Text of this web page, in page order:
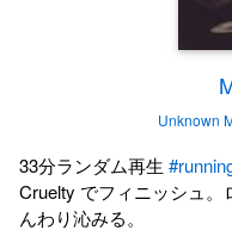
Unknown
33分ランダム再生
Cruelty でフィニッシュ
んわり沁みる。